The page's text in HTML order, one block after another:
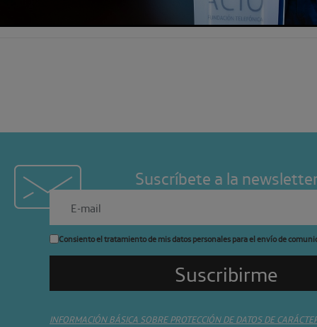
Suscríbete a la
Consiento el tratamiento de mis datos personales para el envío de
INFORMACIÓN BÁSICA SOBRE PROTECCIÓN DE DATOS DE